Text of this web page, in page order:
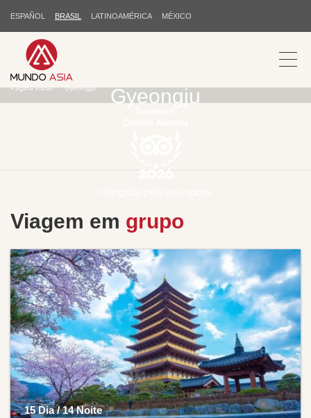
ESPAÑOL BRASIL LATINOAMÉRICA MÉXICO
Gyeongju
Página inicial Gyeongju
Viagem em grupo
15 Dia / 14 Noite